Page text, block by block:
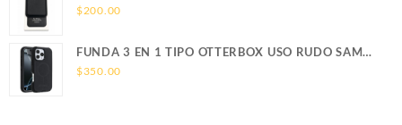
LEATHER WALLET MAGSAFE
$200.00
FUNDA 3 EN 1 TIPO OTTERBOX USO RUDO SAM
S26 ULTRA SAMSUNG S26 ULTRA
$350.00